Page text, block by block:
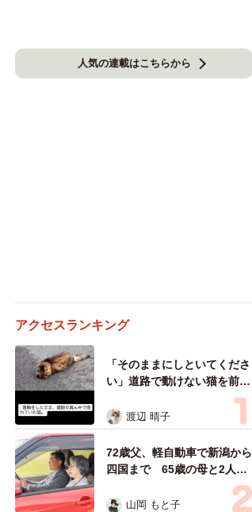
人気の連載はこちらから
アクセスランキング
「そのままにしといてくださ
い」道路で動けない猫を前に
返された一言… 懸命に生き
ようとした4日間 「命の重
さはみんな同じ」保護団体代
表の訴え
渡辺 晴子
72歳父、軽自動車で新潟から
四国まで 65歳の母と2人で
3泊4日の旅 パーキングの休
憩まで分刻み… 「大学生で
山岡 もと子